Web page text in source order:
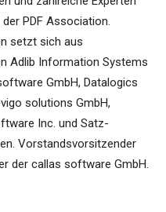
PDF Association.
setzt sich aus
Adlib Information Systems
GmbH, Datalogics
solutions GmbH,
Inc. und Satz-
Vorstandsvorsitzender
der callas software GmbH.